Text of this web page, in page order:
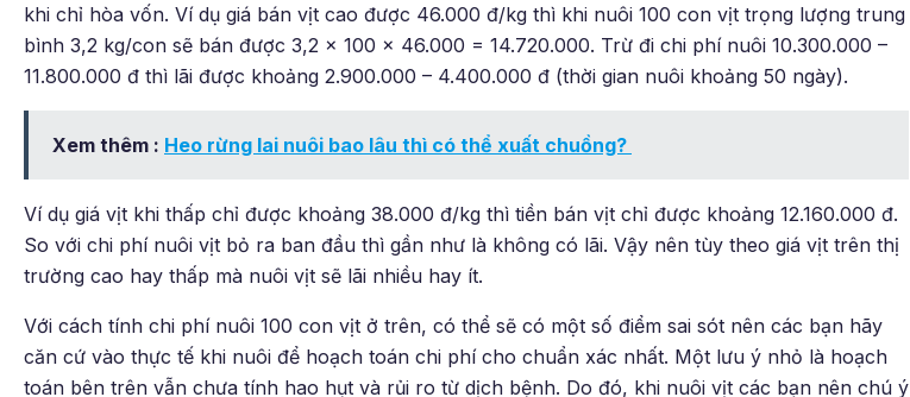
khi chỉ hòa vốn. Ví dụ giá bán vịt cao được 46.000 đ/kg thì khi nuôi 100 con vịt trọng lượng trung
bình 3,2 kg/con sẽ bán được 3,2 x 100 x 46.000 = 14.720.000. Trừ đi chi phí nuôi 10.300.000 –
11.800.000 đ thì lãi được khoảng 2.900.000 – 4.400.000 đ (thời gian nuôi khoảng 50 ngày).
Xem thêm : Heo rừng lai nuôi bao lâu thì có thể xuất chuồng?
Ví dụ giá vịt khi thấp chỉ được khoảng 38.000 đ/kg thì tiền bán vịt chỉ được khoảng 12.160.000 đ.
So với chi phí nuôi vịt bỏ ra ban đầu thì gần như là không có lãi. Vậy nên tùy theo giá vịt trên thị
trường cao hay thấp mà nuôi vịt sẽ lãi nhiều hay ít.
Với cách tính chi phí nuôi 100 con vịt ở trên, có thể sẽ có một số điểm sai sót nên các bạn hãy
căn cứ vào thực tế khi nuôi để hoạch toán chi phí cho chuẩn xác nhất. Một lưu ý nhỏ là hoạch
toán bên trên vẫn chưa tính hao hụt và rủi ro từ dịch bệnh. Do đó, khi nuôi vịt các bạn nên chú ý